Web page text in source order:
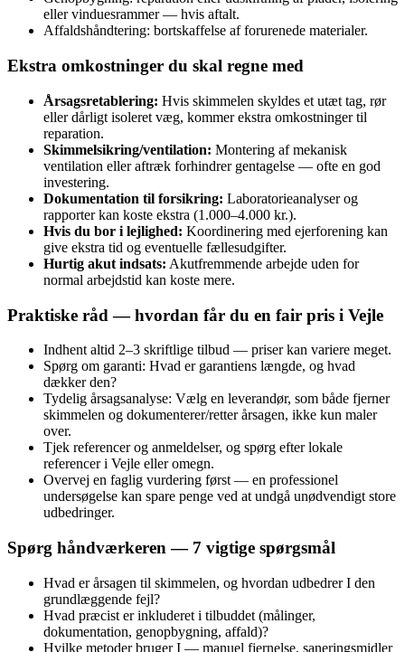
eller vinduesrammer — hvis aftalt.
Affaldshåndtering: bortskaffelse af forurenede materialer.
Ekstra omkostninger du skal regne med
Årsagsretablering: Hvis skimmelen skyldes et utæt tag, rør
eller dårligt isoleret væg, kommer ekstra omkostninger til
reparation.
Skimmelsikring/ventilation: Montering af mekanisk
ventilation eller aftræk forhindrer gentagelse — ofte en god
investering.
Dokumentation til forsikring: Laboratorieanalyser og
rapporter kan koste ekstra (1.000–4.000 kr.).
Hvis du bor i lejlighed: Koordinering med ejerforening kan
give ekstra tid og eventuelle fællesudgifter.
Hurtig akut indsats: Akutfremmende arbejde uden for
normal arbejdstid kan koste mere.
Praktiske råd — hvordan får du en fair pris i Vejle
Indhent altid 2–3 skriftlige tilbud — priser kan variere meget.
Spørg om garanti: Hvad er garantiens længde, og hvad
dækker den?
Tydelig årsagsanalyse: Vælg en leverandør, som både fjerner
skimmelen og dokumenterer/retter årsagen, ikke kun maler
over.
Tjek referencer og anmeldelser, og spørg efter lokale
referencer i Vejle eller omegn.
Overvej en faglig vurdering først — en professionel
undersøgelse kan spare penge ved at undgå unødvendigt store
udbedringer.
Spørg håndværkeren — 7 vigtige spørgsmål
Hvad er årsagen til skimmelen, og hvordan udbedrer I den
grundlæggende fejl?
Hvad præcist er inkluderet i tilbuddet (målinger,
dokumentation, genopbygning, affald)?
Hvilke metoder bruger I — manuel fjernelse, saneringsmidler